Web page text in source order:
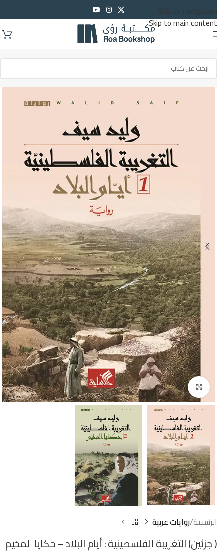
Skip to navigation
Skip to main content
Click to enlarge
الرئيسية روايات عربية
( جزئين) التغريبة الفلسطينية : أيام البلاد – حكايا المخيم